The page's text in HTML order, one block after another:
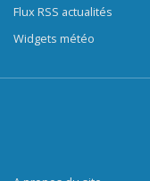
Flux RSS actualités
Widgets météo